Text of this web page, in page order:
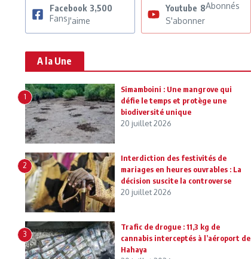
Facebook 3,500
FansJ'aime
Youtube 8Abonnés
S'abonner
A la Une
1
Simamboini : Une mangrove qui
défie le temps et protège une
biodiversité unique
20 juillet 2026
2
Interdiction des festivités de
mariages en heures ouvrables : La
décision suscite la controverse
20 juillet 2026
3
Trafic de drogue : 11,3 kg de
cannabis interceptés à l’aéroport de
Hahaya